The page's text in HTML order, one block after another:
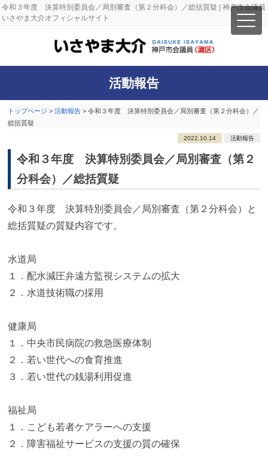
令和３年度 決算特別委員会／局別審査（第２分科会）／総括質疑 | 神戸市会議員
いさやま大介オフィシャルサイト
活動報告
トップページ >活動報告 >令和３年度 決算特別委員会／局別審査（第２分科会）／
総括質疑
2022.10.14 活動報告
令和３年度 決算特別委員会／局別審査（第２
分科会）／総括質疑
令和３年度 決算特別委員会／局別審査（第２分科会）と
総括質疑の質疑内容です。
水道局
１．配水減圧弁遠方監視システムの拡大
２．水道技術職の採用
健康局
１．中央市民病院の救急医療体制
２．若い世代への食育推進
３．若い世代の銭湯利用促進
福祉局
１．こども若者ケアラーへの支援
２．障害福祉サービスの支援の質の確保